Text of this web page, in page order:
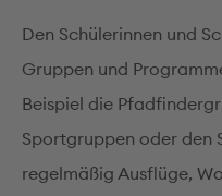
Den Schülerinnen und
Gruppen und
Beispiel die
Sportgruppen oder den
regelmäßig Ausflüge,